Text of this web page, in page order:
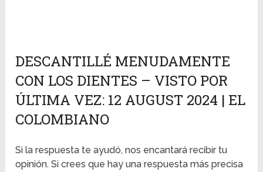
DESCANTILLÉ MENUDAMENTE
CON LOS DIENTES – VISTO POR
ÚLTIMA VEZ: 12 AUGUST 2024 | EL
COLOMBIANO
Si la respuesta te ayudó, nos encantará recibir tu
opinión. Si crees que hay una respuesta más precisa